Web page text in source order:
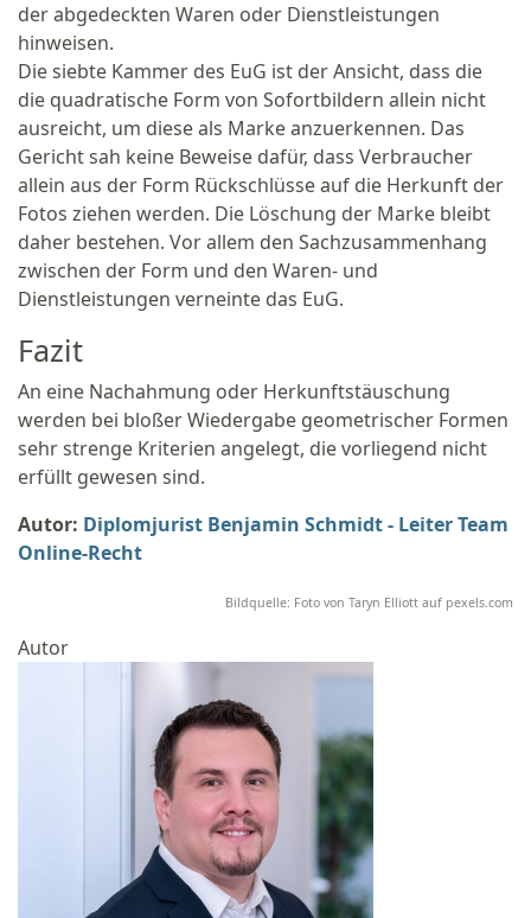
der abgedeckten Waren oder Dienstleistungen
hinweisen.
Die siebte Kammer des EuG ist der Ansicht, dass die
die quadratische Form von Sofortbildern allein nicht
ausreicht, um diese als Marke anzuerkennen. Das
Gericht sah keine Beweise dafür, dass Verbraucher
allein aus der Form Rückschlüsse auf die Herkunft der
Fotos ziehen werden. Die Löschung der Marke bleibt
daher bestehen. Vor allem den Sachzusammenhang
zwischen der Form und den Waren- und
Dienstleistungen verneinte das EuG.
Fazit
An eine Nachahmung oder Herkunftstäuschung
werden bei bloßer Wiedergabe geometrischer Formen
sehr strenge Kriterien angelegt, die vorliegend nicht
erfüllt gewesen sind.
Autor: Diplomjurist Benjamin Schmidt - Leiter Team
Online-Recht
Bildquelle: Foto von Taryn Elliott auf pexels.com
Autor